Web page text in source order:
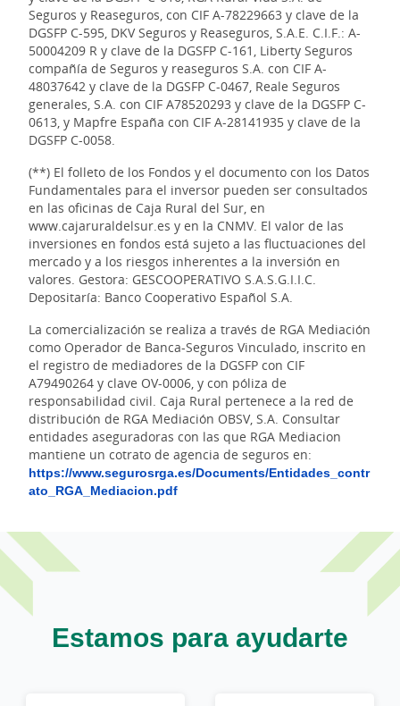
Seguros y Reaseguros, con CIF A-78229663 y clave de la
DGSFP C-595, DKV Seguros y Reaseguros, S.A.E. C.I.F.: A-
50004209 R y clave de la DGSFP C-161, Liberty Seguros
compañía de Seguros y reaseguros S.A. con CIF A-
48037642 y clave de la DGSFP C-0467, Reale Seguros
generales, S.A. con CIF A78520293 y clave de la DGSFP C-
0613, y Mapfre España con CIF A-28141935 y clave de la
DGSFP C-0058.
(**) El folleto de los Fondos y el documento con los Datos
Fundamentales para el inversor pueden ser consultados
en las oficinas de Caja Rural del Sur, en
www.cajaruraldelsur.es y en la CNMV. El valor de las
inversiones en fondos está sujeto a las fluctuaciones del
mercado y a los riesgos inherentes a la inversión en
valores. Gestora: GESCOOPERATIVO S.A.S.G.I.I.C.
Depositaría: Banco Cooperativo Español S.A.
La comercialización se realiza a través de RGA Mediación
como Operador de Banca-Seguros Vinculado, inscrito en
el registro de mediadores de la DGSFP con CIF
A79490264 y clave OV-0006, y con póliza de
responsabilidad civil. Caja Rural pertenece a la red de
distribución de RGA Mediación OBSV, S.A. Consultar
entidades aseguradoras con las que RGA Mediacion
mantiene un cotrato de agencia de seguros en:
https://www.segurosrga.es/Documents/Entidades_contr
ato_RGA_Mediacion.pdf
Estamos para ayudarte